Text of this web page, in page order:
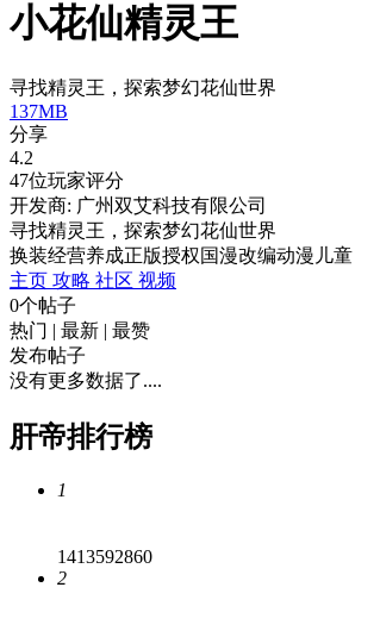
小花仙精灵王
寻找精灵王，探索梦幻花仙世界
137MB
分享
4.2
47位玩家评分
开发商: 广州双艾科技有限公司
寻找精灵王，探索梦幻花仙世界
换装经营养成正版授权国漫改编动漫 儿童
主页 攻略 社区 视频
0个帖子
热门 | 最新 | 最赞
发布帖子
没有更多数据了....
肝帝排行榜
1
1413592860
2